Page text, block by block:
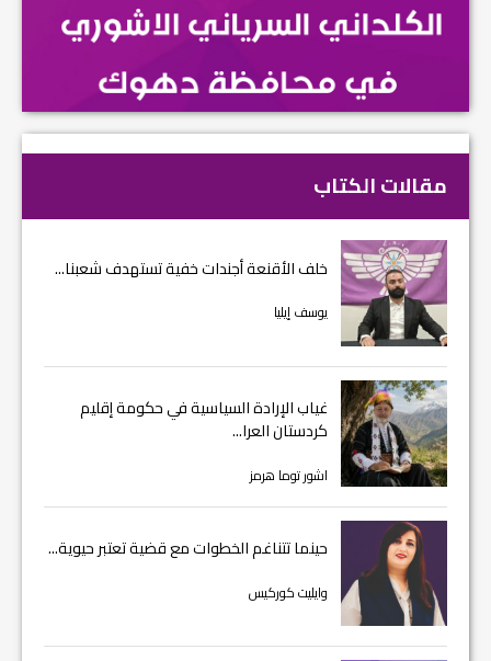
مقالات الكتاب
خلف الأقنعة أجندات خفية تستهدف شعبنا...
يوسف إيليا
غياب الإرادة السياسية في حكومة إقليم
كردستان العرا...
اشور توما هرمز
حينما تتناغم الخطوات مع قضية تعتبر حيوية...
وايليت كوركيس